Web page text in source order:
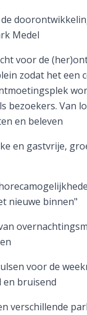
Medel
voor de
zodat het een
bezoekers. Van
en beleven
en gastvrije,
nieuwe binnen"
voor de
bruisend
verschillende